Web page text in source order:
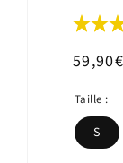
Prix
59,90€
Taille :
S